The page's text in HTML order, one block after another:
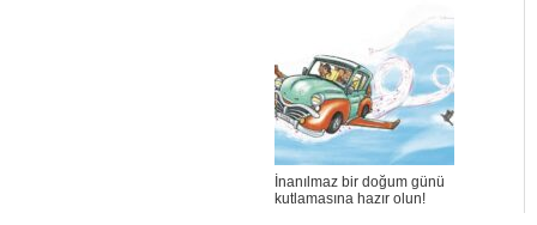
İnanılmaz bir doğum günü
kutlamasına hazır olun!